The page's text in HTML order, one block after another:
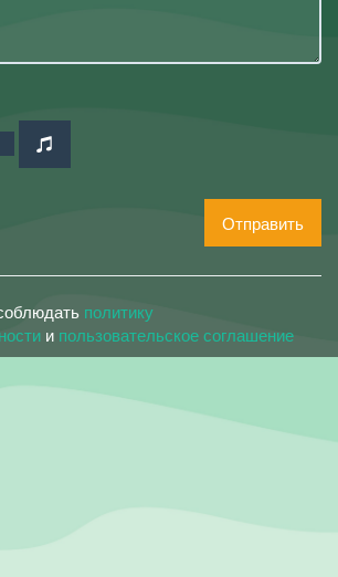
Отправить
политику
и пользовательское соглашение